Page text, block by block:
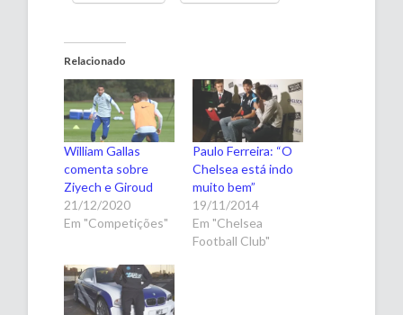
Relacionado
William Gallas
comenta sobre
Ziyech e Giroud
21/12/2020
Em "Competições"
Paulo Ferreira: “O
Chelsea está indo
muito bem”
19/11/2014
Em "Chelsea
Football Club"